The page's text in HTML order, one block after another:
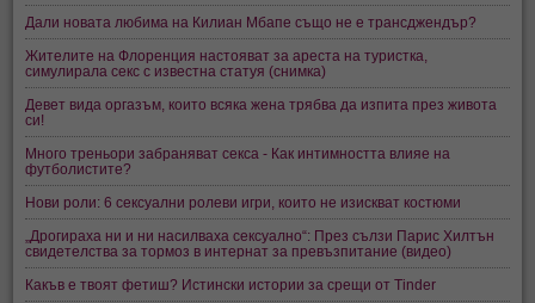
Дали новата любима на Килиан Мбапе също не е трансджендър?
Жителите на Флоренция настояват за ареста на туристка,
симулирала секс с известна статуя (снимка)
Девет вида оргазъм, които всяка жена трябва да изпита през живота
си!
Много треньори забраняват секса - Как интимността влияе на
футболистите?
Нови роли: 6 сексуални ролеви игри, които не изискват костюми
„Дрогираха ни и ни насилваха сексуално“: През сълзи Парис Хилтън
свидетелства за тормоз в интернат за превъзпитание (видео)
Какъв е твоят фетиш? Истински истории за срещи от Tinder